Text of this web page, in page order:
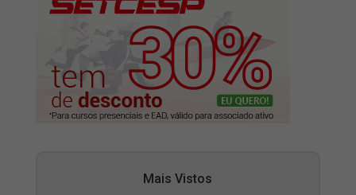
Mais Vistos